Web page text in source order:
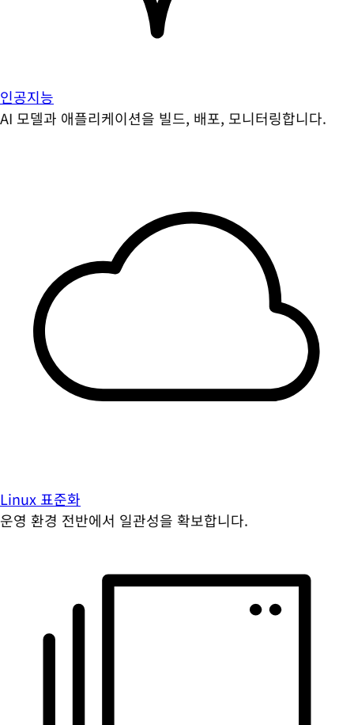
인공지능
AI 모델과 애플리케이션을 빌드, 배포, 모니터링합니다.
Linux 표준화
운영 환경 전반에서 일관성을 확보합니다.